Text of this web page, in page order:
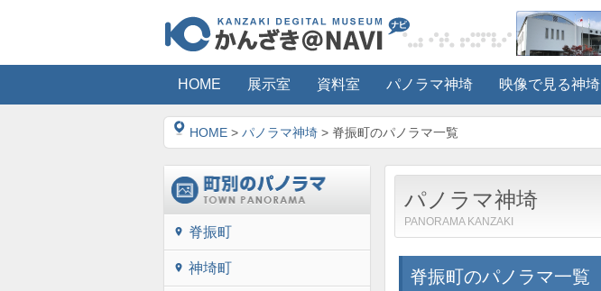
HOME 展示室 資料室 パノラマ神埼 映像で見る神埼
HOME > パノラマ神埼 > 脊振町のパノラマ一覧
パノラマ神埼
PANORAMA KANZAKI
脊振町のパノラマ一覧
location_on 脊振町
location_on 神埼町